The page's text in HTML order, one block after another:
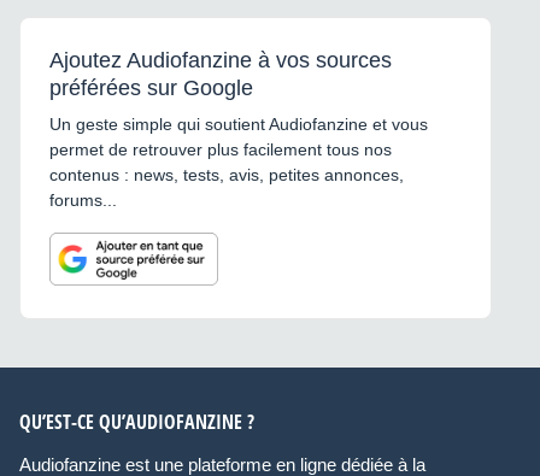
Ajoutez Audiofanzine à vos sources
préférées sur Google
Un geste simple qui soutient Audiofanzine et vous
permet de retrouver plus facilement tous nos
contenus : news, tests, avis, petites annonces,
forums...
QU’EST-CE QU’AUDIOFANZINE ?
Audiofanzine est une plateforme en ligne dédiée à la